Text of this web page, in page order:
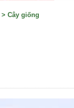
> Cây giống